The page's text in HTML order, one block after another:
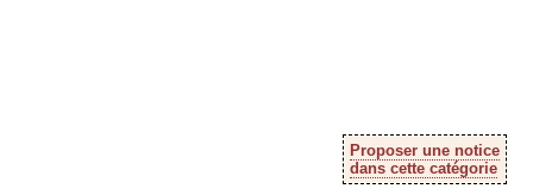
Proposer une notice
dans cette catégorie